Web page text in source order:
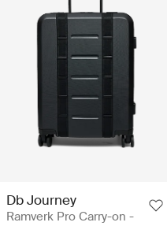
Db Journey
Ramverk Pro Carry-on -